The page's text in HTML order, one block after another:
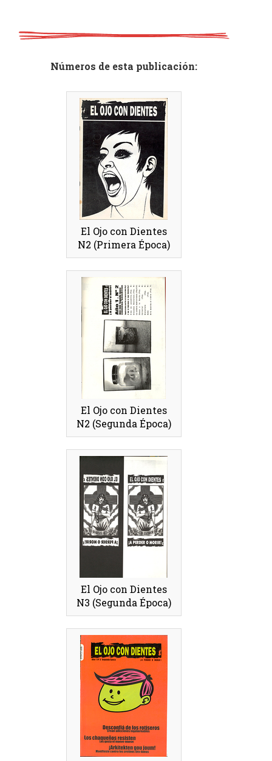
Números de esta publicación:
El Ojo con Dientes
N2 (Primera Época)
El Ojo con Dientes
N2 (Segunda Época)
El Ojo con Dientes
N3 (Segunda Época)